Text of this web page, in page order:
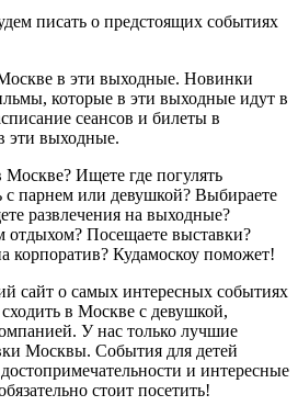
писать о предстоящих событиях
в эти выходные. Новинки
которые в эти выходные идут в
сеансов и билеты в
эти выходные.
Москве? Ищете где погулять
с парнем или девушкой? Выбираете
развлечения на выходные?
отдыхом? Посещаете выставки?
корпоратив? Кудамоскоу поможет!
сайт о самых интересных событиях
в Москве с девушкой,
У нас только лучшие
Москвы. События для детей
и интересные
стоит посетить!